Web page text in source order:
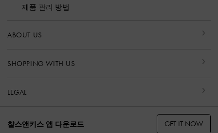
제품 관리 방법
ABOUT US
SHOPPING WITH US
LEGAL
찰스앤키스 앱 다운로드 GET IT NOW